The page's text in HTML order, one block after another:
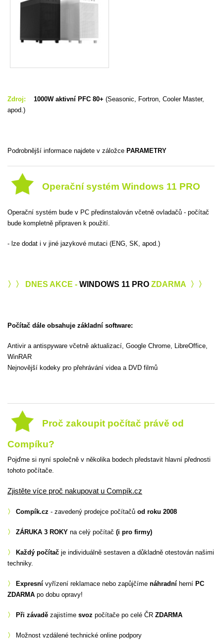
Zdroj: 1000W aktivní PFC 80+ (Seasonic, Fortron, Cooler Master,
apod.)
Podrobnější informace najdete v záložce PARAMETRY
Operační systém Windows 11 PRO
Operační systém bude v PC předinstalován včetně ovladačů - počítač
bude kompletně připraven k použití.
- lze dodat i v jiné jazykové mutaci (ENG, SK, apod.)
〉〉 DNES AKCE - WINDOWS 11 PRO ZDARMA 〉〉
Počítač dále obsahuje základní software:
Antivir a antispyware včetně aktualizací, Google Chrome, LibreOffice,
WinRAR
Nejnovější kodeky pro přehrávání videa a DVD filmů
Proč zakoupit počítač právě od
Compíku?
Pojďme si nyní společně v několika bodech představit hlavní přednosti
tohoto počítače.
Zjistěte více proč nakupovat u Compík.cz
〉 Compík.cz - zavedený prodejce počítačů od roku 2008
〉 ZÁRUKA 3 ROKY na celý počítač (i pro firmy)
〉 Každý počítač je individuálně sestaven a důkladně otestován našimi
techniky.
〉 Expresní vyřízení reklamace nebo zapůjčíme náhradní herní PC
ZDARMA po dobu opravy!
〉 Při závadě zajistíme svoz počítače po celé ČR ZDARMA
〉 Možnost vzdálené technické online podpory